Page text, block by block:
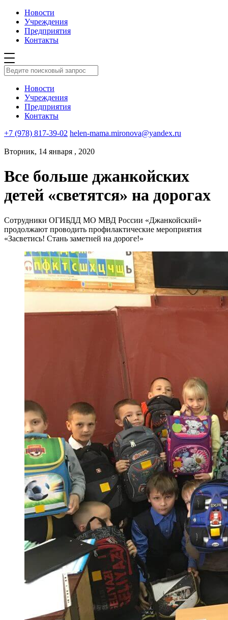
Новости
Учреждения
Предприятия
Контакты
Новости
Учреждения
Предприятия
Контакты
+7 (978) 817-39-02 helen-mama.mironova@yandex.ru
Вторник, 14 января , 2020
Все больше джанкойских
детей «светятся» на дорогах
Сотрудники ОГИБДД МО МВД России «Джанкойский»
продолжают проводить профилактические мероприятия
«Засветись! Стань заметней на дороге!»